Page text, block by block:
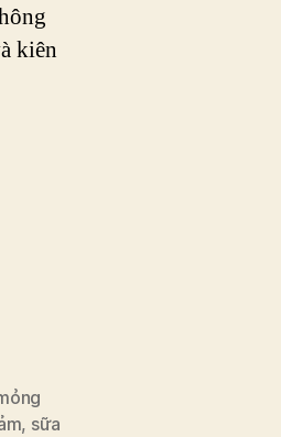
kiên
, sữa